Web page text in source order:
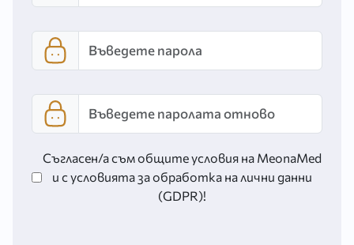
Съгласен/а съм общите условия на MeonaMed
и с условията за обработка на лични данни
(GDPR)!